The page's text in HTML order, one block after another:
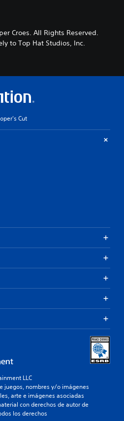
Croes. All Rights Reserved.
to Top Hat Studios, Inc.
Cut
LLC
juegos, nombres y/o imágenes
arte e imágenes asociadas
con derechos de autor de
los derechos